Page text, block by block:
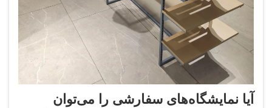
آیا نمایشگاه‌های سفارشی را می‌توان